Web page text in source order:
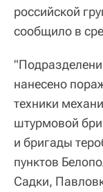
российской
сообщило в
нанесено
техники
штурмовой
и бригады
пунктов
Садки,